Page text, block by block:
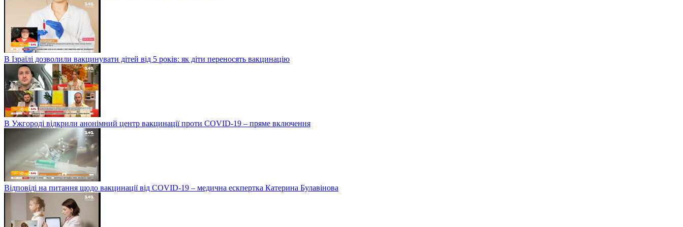
В Ізраїлі дозволили вакцинувати дітей від 5 років: як діти переносять вакцинацію
В Ужгороді відкрили анонімний центр вакцинації проти COVID-19 – пряме включення
Відповіді на питання щодо вакцинації від COVID-19 – медична ескпертка Катерина Булавінова